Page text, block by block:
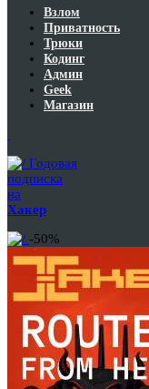
Взлом
Приватность
Трюки
Кодинг
Админ
Geek
Магазин
Годовая
подписка
на
Хакер
-50%